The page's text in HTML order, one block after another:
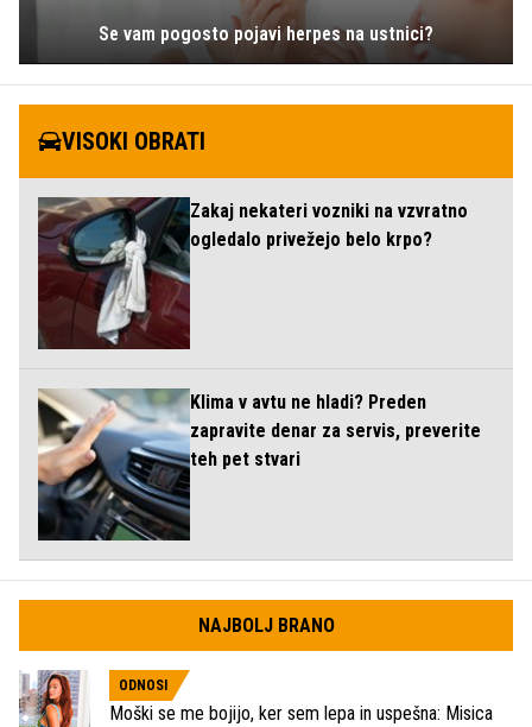
Se vam pogosto pojavi herpes na ustnici?
VISOKI OBRATI
Zakaj nekateri vozniki na vzvratno
ogledalo privežejo belo krpo?
Klima v avtu ne hladi? Preden
zapravite denar za servis, preverite
teh pet stvari
NAJBOLJ BRANO
ODNOSI
Moški se me bojijo, ker sem lepa in uspešna: Misica